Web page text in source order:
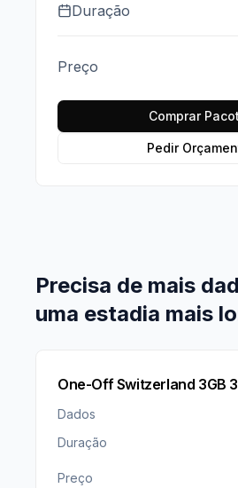
Duração
Preço
Comprar
Pedir
Precisa de mais
uma estadia mais
One-Off Switzerland 3GB
Dados
Duração
Preço